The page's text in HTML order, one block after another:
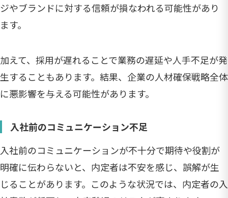
ジやブランドに対する信頼が損なわれる可能性があり
ます。
加えて、採用が遅れることで業務の遅延や人手不足が発
生することもあります。結果、企業の人材確保戦略全体
に悪影響を与える可能性があります。
入社前のコミュニケーション不足
入社前のコミュニケーションが不十分で期待や役割が
明確に伝わらないと、内定者は不安を感じ、誤解が生
じることがあります。このような状況では、内定者の入